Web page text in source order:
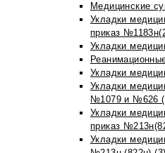
Медицинские
Укладки
приказ
Укладки
Укладки
Укладки
№1079 и №626
Укладки
приказ
Укладки